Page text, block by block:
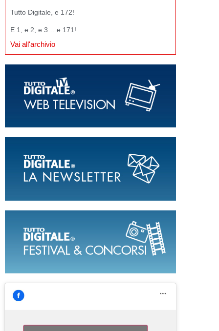
Tutto Digitale, e 172!
E 1, e 2, e 3… e 171!
Vai all'archivio